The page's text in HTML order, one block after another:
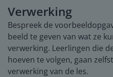
Verwerking
Bespreek de
beeld te geven van wat ze
verwerking. Leerlingen die
hoeven te volgen, gaan
verwerking van de les.